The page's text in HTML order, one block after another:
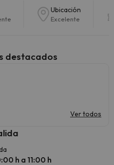
Ubicación
Excelente
destacados
Ver todos
h a 11:00 h